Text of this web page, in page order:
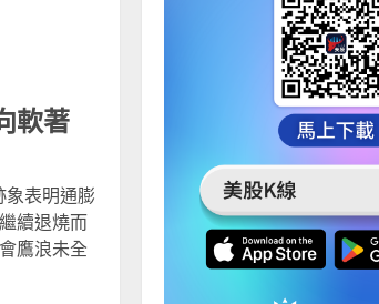
軟著
象表明通膨
續退燒而
鷹浪未全